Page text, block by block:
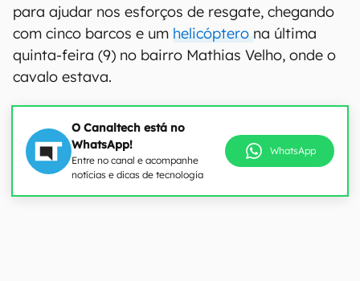
para ajudar nos esforços de resgate, chegando
com cinco barcos e um helicóptero na última
quinta-feira (9) no bairro Mathias Velho, onde o
cavalo estava.
O Canaltech está no
WhatsApp!
Entre no canal e acompanhe
notícias e dicas de tecnologia
WhatsApp